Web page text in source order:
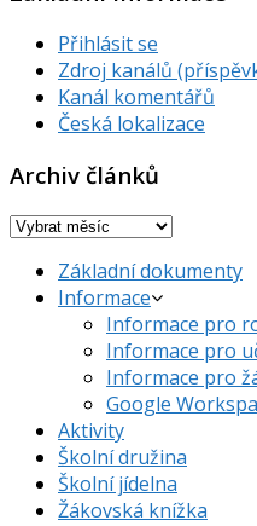
Přihlásit se
Zdroj kanálů
Kanál komentářů
Česká lokalizace
Archiv článků
Archiv
Základní dokumenty
Informace
Informace pro
Informace pro
Informace pro
Google
Aktivity
Školní družina
Školní jídelna
Žákovská knížka